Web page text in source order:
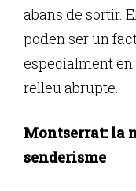
abans de sortir.
poden ser un
especialment en
relleu abrupte.
Montserrat: la
senderisme